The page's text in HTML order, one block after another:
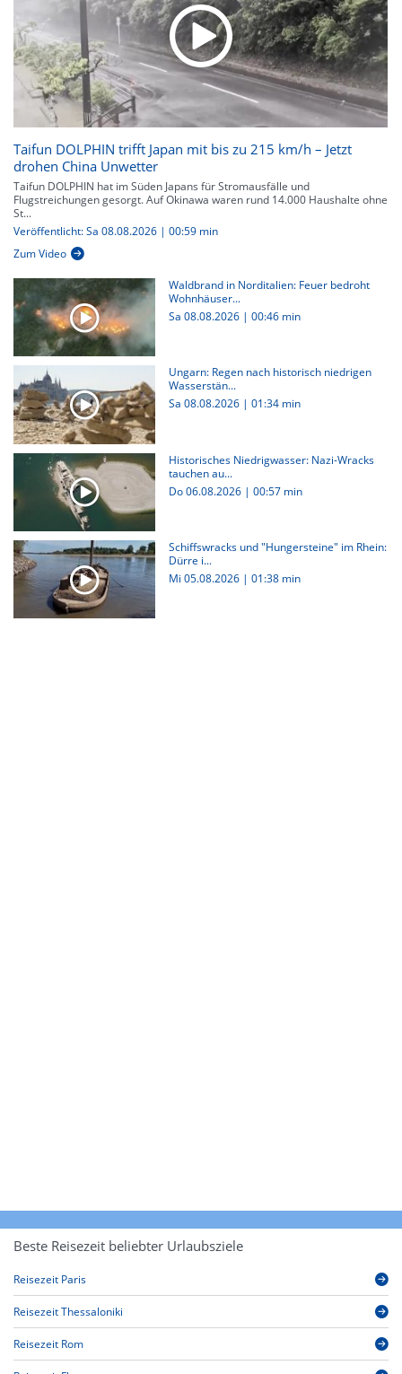
Taifun DOLPHIN trifft Japan mit bis zu 215 km/h – Jetzt
drohen China Unwetter
Taifun DOLPHIN hat im Süden Japans für Stromausfälle und
Flugstreichungen gesorgt. Auf Okinawa waren rund 14.000 Haushalte ohne
St...
Veröffentlicht: Sa 08.08.2026 | 00:59 min
Zum Video
Waldbrand in Norditalien: Feuer bedroht
Wohnhäuser...
Sa 08.08.2026 | 00:46 min
Ungarn: Regen nach historisch niedrigen
Wasserstän...
Sa 08.08.2026 | 01:34 min
Historisches Niedrigwasser: Nazi-Wracks
tauchen au...
Do 06.08.2026 | 00:57 min
Schiffswracks und "Hungersteine" im Rhein:
Dürre i...
Mi 05.08.2026 | 01:38 min
Beste Reisezeit beliebter Urlaubsziele
Reisezeit Paris
Reisezeit Thessaloniki
Reisezeit Rom